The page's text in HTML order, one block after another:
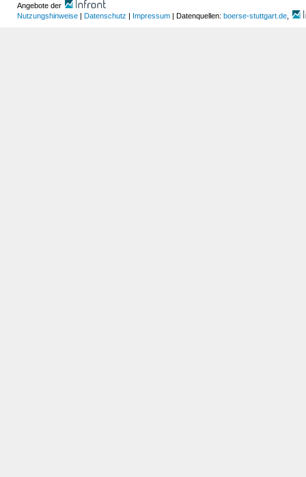
Angebote der
Nutzungshinweise
Datenschutz Impressum | Datenquellen: boerse-stuttgart.de,